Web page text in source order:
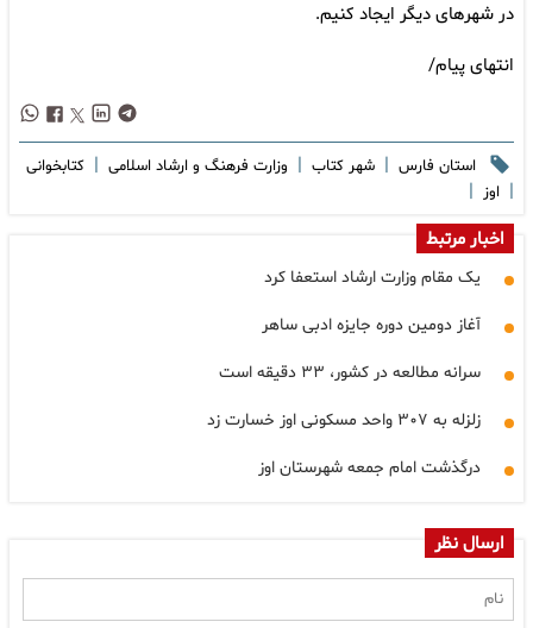
در شهرهای دیگر ایجاد کنیم.
انتهای پیام/
استان فارس | شهر کتاب | وزارت فرهنگ و ارشاد اسلامی | کتابخوانی
| اوز |
اخبار مرتبط
یک مقام وزارت ارشاد استعفا کرد
آغاز دومین دوره جایزه ادبی ساهر
سرانه مطالعه در کشور، ۳۳ دقیقه است
زلزله به ۳۰۷ واحد مسکونی اوز خسارت زد
درگذشت امام جمعه شهرستان اوز
ارسال نظر